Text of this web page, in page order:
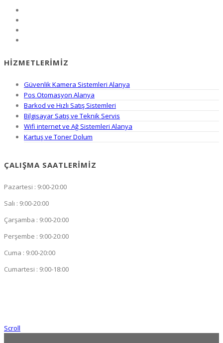
HIZMETLERIMIZ
Güvenlik Kamera Sistemleri Alanya
Pos Otomasyon Alanya
Barkod ve Hızlı Satış Sistemleri
Bilgisayar Satış ve Teknik Servis
Wifi internet ve Ağ Sistemleri Alanya
Kartuş ve Toner Dolum
ÇALIŞMA SAATLERIMIZ
Pazartesi : 9:00-20:00
Salı : 9:00-20:00
Çarşamba : 9:00-20:00
Perşembe : 9:00-20:00
Cuma : 9:00-20:00
Cumartesi : 9:00-18:00
Scroll